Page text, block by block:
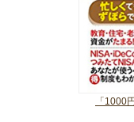
「1000